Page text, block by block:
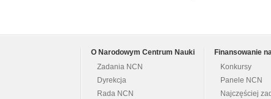
O Narodowym Centrum Nauki
Zadania NCN
Dyrekcja
Rada NCN
Finansowanie
Konkursy
Panele NCN
Najczęściej